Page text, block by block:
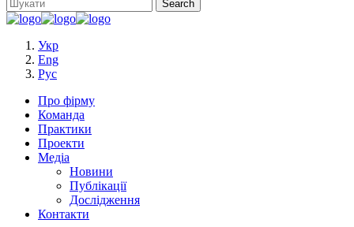
Укр
Eng
Рус
Про фірму
Команда
Практики
Проекти
Медіа
Новини
Публікації
Дослідження
Контакти